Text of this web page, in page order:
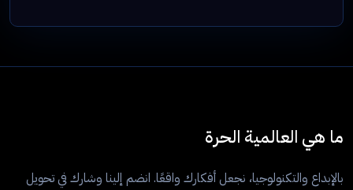
ما هي العالمية الحرة
بالإبداع والتكنولوجيا، نجعل أفكارك واقعًا. انضم إلينا وشارك في تحويل